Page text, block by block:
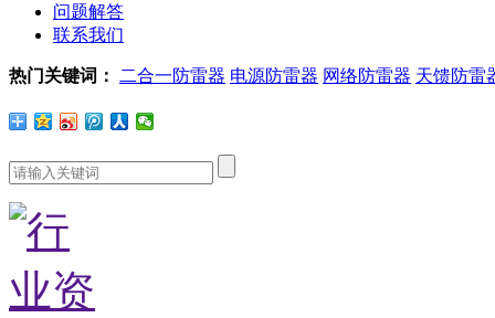
问题解答
联系我们
热门关键词： 二合一防雷器 电源防雷器 网络防雷器 天馈防雷